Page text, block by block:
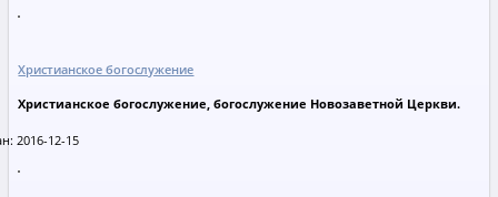
Христианское богослужение
Христианское богослужение, богослужение Новозаветной Церкви.
2016-12-15